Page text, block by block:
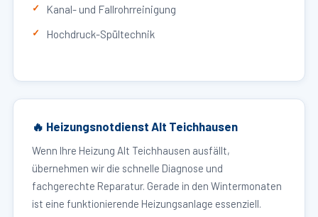
Kanal- und Fallrohrreinigung
Hochdruck-Spültechnik
🔥 Heizungsnotdienst Alt Teichhausen
Wenn Ihre Heizung Alt Teichhausen ausfällt,
übernehmen wir die schnelle Diagnose und
fachgerechte Reparatur. Gerade in den Wintermonaten
ist eine funktionierende Heizungsanlage essenziell.